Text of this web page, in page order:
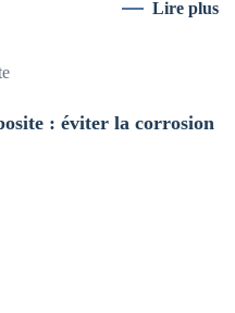
Lire plus
: éviter la corrosion